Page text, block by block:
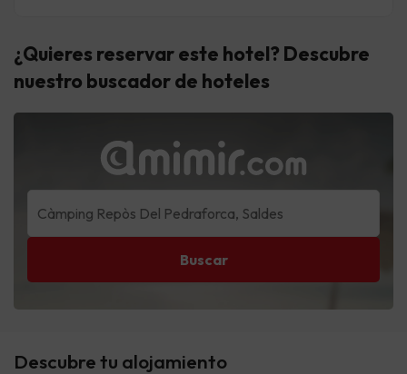
Descubre tu alojamiento
¿Quieres reservar este hotel? Descubre
nuestro buscador de hoteles
Buscar